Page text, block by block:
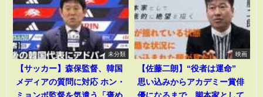
未分類
【サッカー】森保監督、韓国
メディアの質問に対応 ホン・
ミョンボ監督を気遣う「褒め
映画
【佐藤二朗】“役者は運命”
思い込みからアカデミー賞俳
優になるまで 脚本家として